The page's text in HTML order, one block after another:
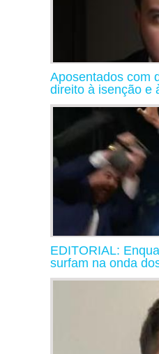
Aposentados com
direito à isenção e
EDITORIAL:
surfam na onda